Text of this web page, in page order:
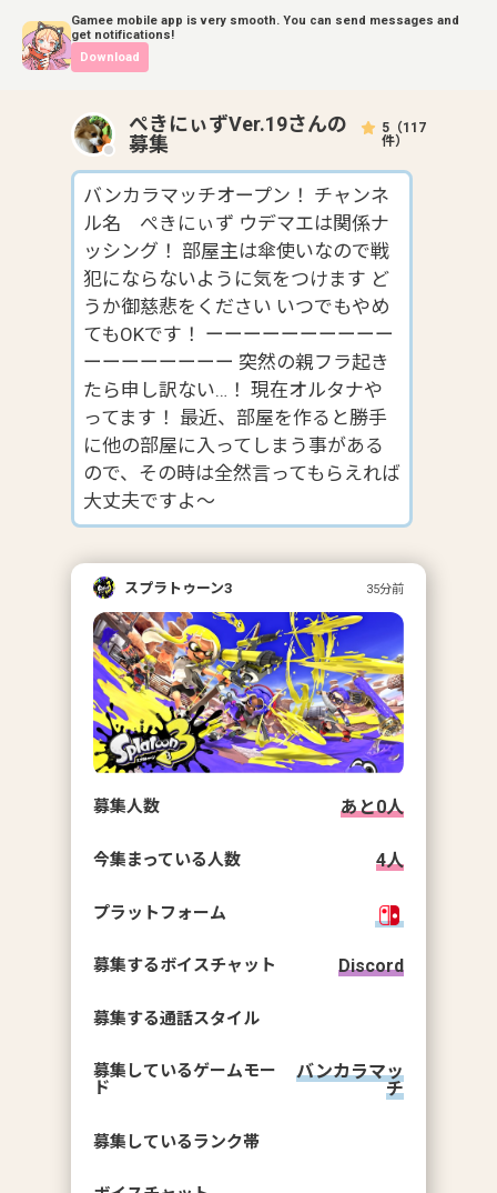
Gamee mobile app is very smooth. You can send messages and
get notifications!
Download
ぺきにぃずVer.19さんの
募集
5 （117
件）
バンカラマッチオープン！ チャンネ
ル名 ぺきにぃず ウデマエは関係ナ
ッシング！ 部屋主は傘使いなので戦
犯にならないように気をつけます ど
うか御慈悲をください いつでもやめ
てもOKです！ ーーーーーーーーーー
ーーーーーーーー 突然の親フラ起き
たら申し訳ない…！ 現在オルタナや
ってます！ 最近、部屋を作ると勝手
に他の部屋に入ってしまう事がある
ので、その時は全然言ってもらえれば
大丈夫ですよ〜
スプラトゥーン3 35分前
募集人数 あと0人
今集まっている人数 4人
プラットフォーム
募集するボイスチャット Discord
募集する通話スタイル
募集しているゲームモー
ド
バンカラマッ
チ
募集しているランク帯